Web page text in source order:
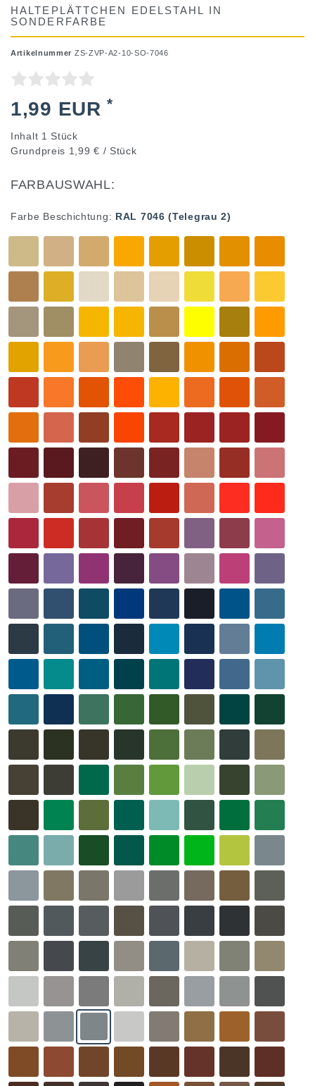
HALTEPLÄTTCHEN EDELSTAHL IN
SONDERFARBE
Artikelnummer ZS-ZVP-A2-10-SO-7046
1,99 EUR*
Inhalt 1 Stück
Grundpreis 1,99 € / Stück
FARBAUSWAHL:
Farbe Beschichtung: RAL 7046 (Telegrau 2)